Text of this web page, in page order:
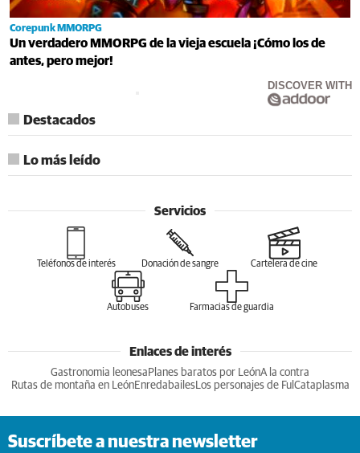
Corepunk MMORPG
Un verdadero MMORPG de la vieja escuela ¡Cómo los de
antes, pero mejor!
DISCOVER WITH
Destacados
Lo más leído
Servicios
Teléfonos de interés Donación de sangre Cartelera de cine
Autobuses Farmacias de guardia
Enlaces de interés
Gastronomia leonesa Planes baratos por LeónA la contra
Rutas de montaña en LeónEnredabailesLos personajes de Ful Cataplasma
Suscríbete a nuestra newsletter